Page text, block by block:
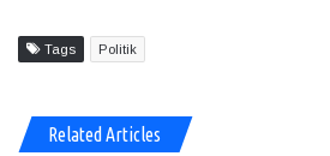
Tags Politik
Related Articles